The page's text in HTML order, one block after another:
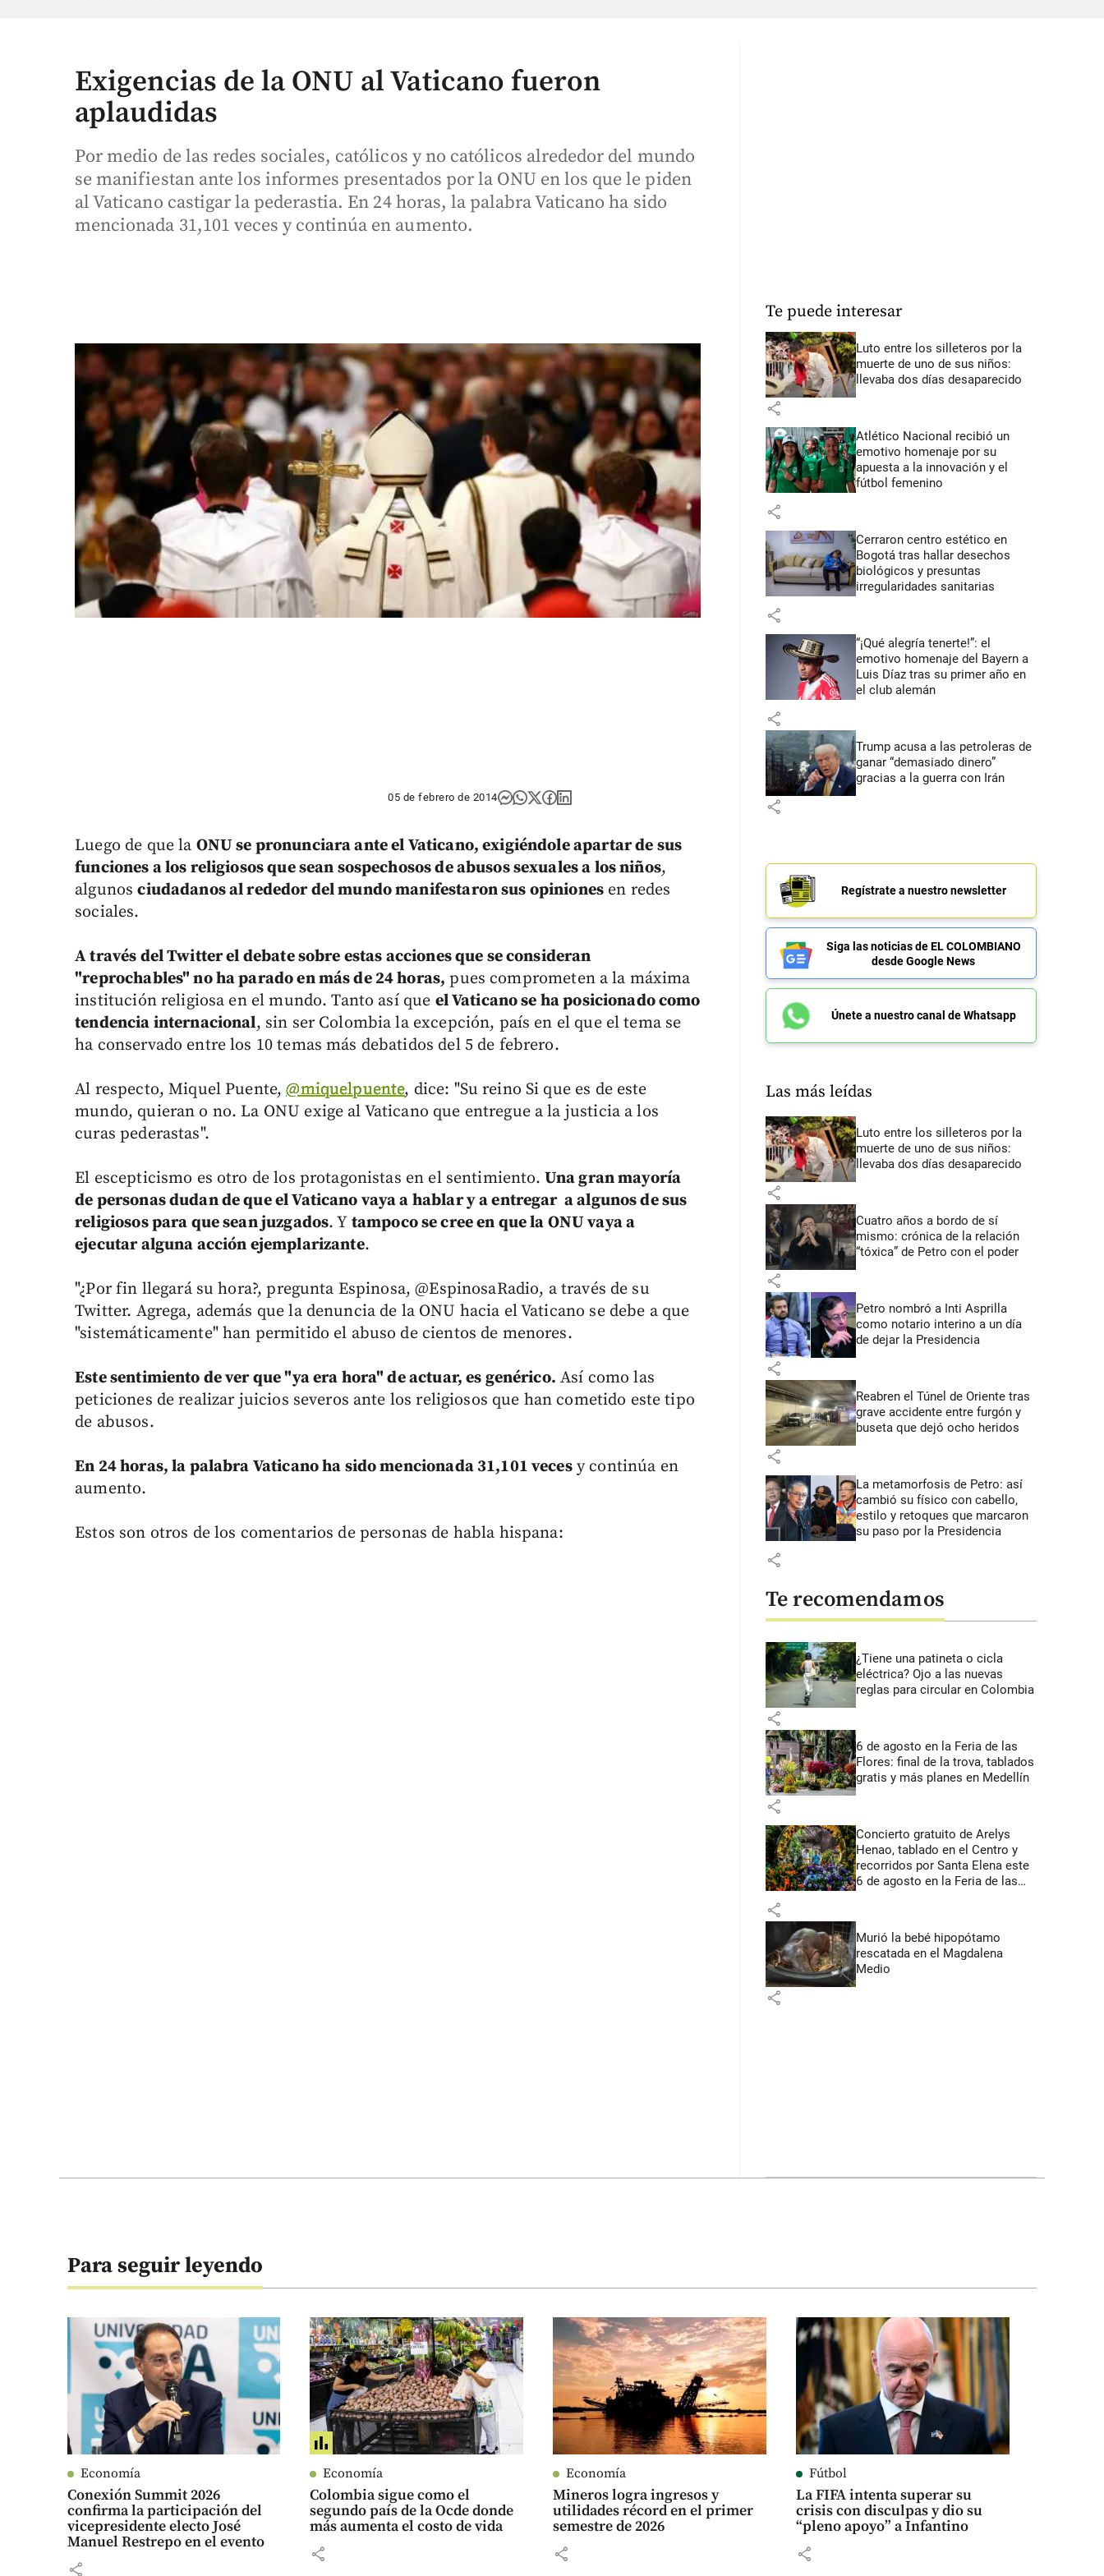
Exigencias de la ONU al Vaticano fueron
aplaudidas
Por medio de las redes sociales, católicos y no católicos alrededor del mundo
se manifiestan ante los informes presentados por la ONU en los que le piden
al Vaticano castigar la pederastia. En 24 horas, la palabra Vaticano ha sido
mencionada 31,101 veces y continúa en aumento.
05 de febrero de 2014
Luego de que la ONU se pronunciara ante el Vaticano, exigiéndole apartar de sus
funciones a los religiosos que sean sospechosos de abusos sexuales a los niños,
algunosciudadanos al rededor del mundo manifestaron sus opiniones en redes
sociales.
A través del Twitter el debate sobre estas acciones que se consideran
"reprochables" no ha parado en más de 24 horas, pues comprometen a la máxima
institución religiosa en el mundo. Tanto así que el Vaticano se ha posicionado como
tendencia internacional, sin ser Colombia la excepción, país en el que el tema se
ha conservado entre los 10 temas más debatidos del 5 de febrero.
Al respecto, Miquel Puente,‏@miquelpuente, dice: "Su reino Si que es de este
mundo, quieran o no. La ONU exige al Vaticano que entregue a la justicia a los
curas pederastas".
El escepticismo es otro de los protagonistas en el sentimiento. Una gran mayoría
de personas dudan de que el Vaticano vaya a hablar y a entregar a algunos de sus
religiosos para que sean juzgados. Y tampoco se cree en que la ONU vaya a
ejecutar alguna acción ejemplarizante.
"¿Por fin llegará su hora?, pregunta Espinosa, @EspinosaRadio, a través de su
Twitter. Agrega, además que la denuncia de la ONU hacia el Vaticano se debe a que
"sistemáticamente" han permitido el abuso de cientos de menores.
Este sentimiento de ver que "ya era hora" de actuar, es genérico. Así como las
peticiones de realizar juicios severos ante los religiosos que han cometido este tipo
de abusos.
En 24 horas, la palabra Vaticano ha sido mencionada 31,101 vecesy continúa en
aumento.
Estos son otros de los comentarios de personas de habla hispana:
Te puede interesar
Luto entre los silleteros por la
muerte de uno de sus niños:
llevaba dos días desaparecido
share
Atlético Nacional recibió un
emotivo homenaje por su
apuesta a la innovación y el
fútbol femenino
share
Cerraron centro estético en
Bogotá tras hallar desechos
biológicos y presuntas
irregularidades sanitarias
share
“¡Qué alegría tenerte!”: el
emotivo homenaje del Bayern a
Luis Díaz tras su primer año en
el club alemán
share
Trump acusa a las petroleras de
ganar “demasiado dinero”
gracias a la guerra con Irán
share
Regístrate a nuestro newsletter
Siga las noticias de EL COLOMBIANO
desde Google News
Únete a nuestro canal de Whatsapp
Las más leídas
Luto entre los silleteros por la
muerte de uno de sus niños:
llevaba dos días desaparecido
share
Cuatro años a bordo de sí
mismo: crónica de la relación
“tóxica” de Petro con el poder
share
Petro nombró a Inti Asprilla
como notario interino a un día
de dejar la Presidencia
share
Reabren el Túnel de Oriente tras
grave accidente entre furgón y
buseta que dejó ocho heridos
share
La metamorfosis de Petro: así
cambió su físico con cabello,
estilo y retoques que marcaron
su paso por la Presidencia
share
Te recomendamos
¿Tiene una patineta o cicla
eléctrica? Ojo a las nuevas
reglas para circular en Colombia
share
6 de agosto en la Feria de las
Flores: final de la trova, tablados
gratis y más planes en Medellín
share
Concierto gratuito de Arelys
Henao, tablado en el Centro y
recorridos por Santa Elena este
6 de agosto en la Feria de las
share
Murió la bebé hipopótamo
rescatada en el Magdalena
Medio
share
Para seguir leyendo
Economía
Conexión Summit 2026
confirma la participación del
vicepresidente electo José
Manuel Restrepo en el evento
share
Economía
Colombia sigue como el
segundo país de la Ocde donde
más aumenta el costo de vida
share
Economía
Mineros logra ingresos y
utilidades récord en el primer
semestre de 2026
share
Fútbol
La FIFA intenta superar su
crisis con disculpas y dio su
“pleno apoyo” a Infantino
share